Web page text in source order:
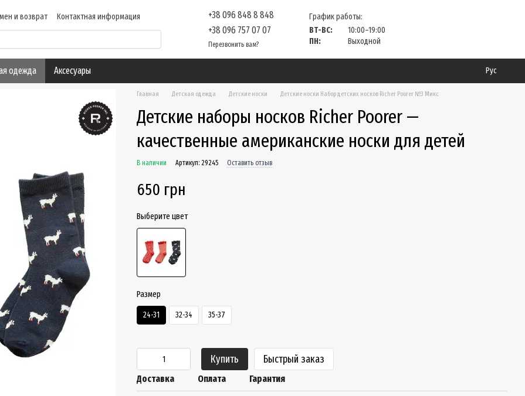
и возврат
Контактная информация
Отзывы о магазине Блог
+38 096 848 8 848
+38 096 757 07 07
Перезвонить вам?
График работы:
ВТ-ВС:
10:00–19:00
ПН:
Выходной
одежда Аксесуары Рус
Главная Детская одежда Детские носки Детские носки Набор детских носков Richer Poorer №3 Микс
Детские наборы носков Richer Poorer —
качественные американские носки для детей
В наличии Артикул: 29245 Оставить отзыв
650 грн
Выберите цвет
Размер
24-31 32-34 35-37
Купить Быстрый заказ
Доставка Оплата Гарантия